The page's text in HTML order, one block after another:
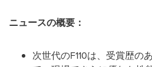
ニュースの概要：
次世代のF110は、受賞歴の